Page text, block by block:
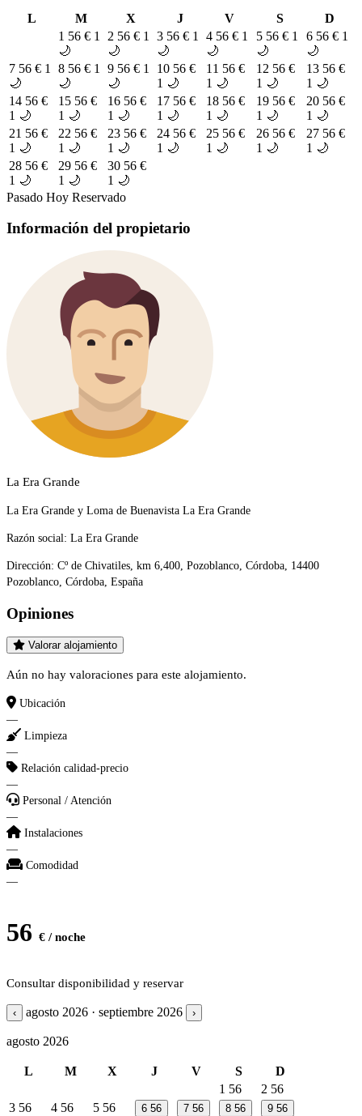
L M X J V S
D
1 56 € 1
🌙
2 56 € 1
🌙
3 56 € 1
🌙
4 56 € 1
🌙
5 56 € 1
🌙
6 56 € 1
🌙
7 56 € 1
🌙
8 56 € 1
🌙
9 56 € 1
🌙
10 56 €
1 🌙
11 56 €
1 🌙
12 56 €
1 🌙
13 56 €
1 🌙
14 56 €
1 🌙
15 56 €
1 🌙
16 56 €
1 🌙
17 56 €
1 🌙
18 56 €
1 🌙
19 56 €
1 🌙
20 56 €
1 🌙
21 56 €
1 🌙
22 56 €
1 🌙
23 56 €
1 🌙
24 56 €
1 🌙
25 56 €
1 🌙
26 56 €
1 🌙
27 56 €
1 🌙
28 56 €
1 🌙
29 56 €
1 🌙
30 56 €
1 🌙
Pasado Hoy Reservado
Información del propietario
La Era Grande
La Era Grande y Loma de Buenavista La Era Grande
Razón social: La Era Grande
Dirección: Cº de Chivatiles, km 6,400, Pozoblanco, Córdoba, 14400
Pozoblanco, Córdoba, España
Opiniones
Valorar alojamiento
Aún no hay valoraciones para este alojamiento.
Ubicación
—
Limpieza
—
Relación calidad-precio
—
Personal / Atención
—
Instalaciones
—
Comodidad
—
56 € / noche
Consultar disponibilidad y reservar
‹ agosto 2026 · septiembre 2026 ›
agosto 2026
L M X J V S
D
1 56 2 56
3 56 4 56 5 56 6 56 7 56 8 56 9 56